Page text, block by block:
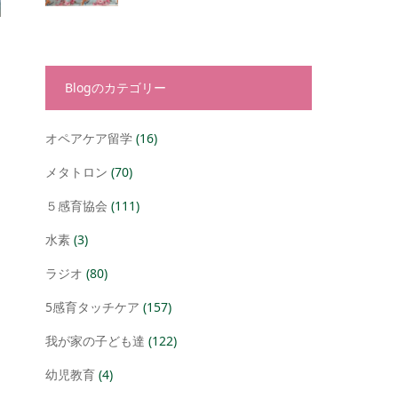
Blogのカテゴリー
オペアケア留学 (16)
メタトロン (70)
５感育協会 (111)
水素 (3)
ラジオ (80)
5感育タッチケア (157)
我が家の子ども達 (122)
幼児教育 (4)